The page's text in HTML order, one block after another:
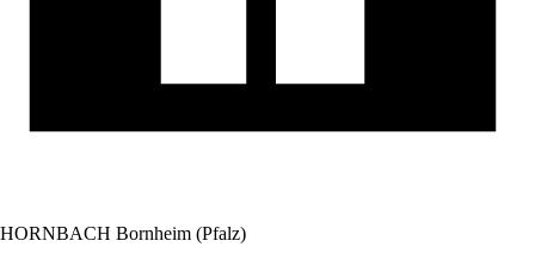
HORNBACH Bornheim (Pfalz)